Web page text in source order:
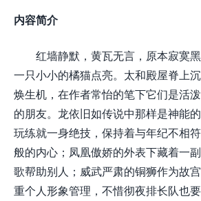
内容简介
红墙静默，黄瓦无言，原本寂寞
一只小小的橘猫点亮。太和殿屋脊上
焕生机，在作者常怡的笔下它们是活
的朋友。龙依旧如传说中那样是神能
玩练就一身绝技，保持着与年纪不相
般的内心；凤凰傲娇的外表下藏着一
歌帮助别人；威武严肃的铜狮作为故
重个人形象管理，不惜彻夜排长队也